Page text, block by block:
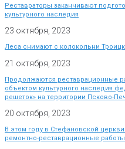
Реставраторы заканчивают
культурного наследия
23 октября, 2023
Леса снимают с колокольни
21 октября, 2023
Продолжаются реставрационные
объектом культурного наследия
решеток» на территории Псково-
20 октября, 2023
В этом году в Стефановской
ремонтно-реставрационные